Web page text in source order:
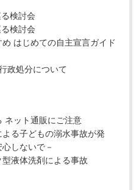
検討会
検討会
はじめての自主宣言ガイド
政処分について
ネット通販にご注意
る子どもの溺水事故が発
しないで－
液体洗剤による事故